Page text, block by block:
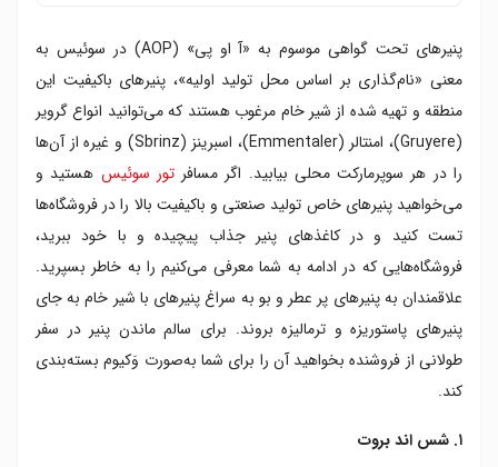
۲. شسیگه اورلیکن
۳. تریت کیزه
۴. باخزرمارت
پنیرهای تحت گواهی موسوم به «آ او پی» (AOP) در سوئیس به
معنی «نام‌گذاری بر اساس محل تولید اولیه»، پنیرهای باکیفیت این
منطقه و تهیه شده از شیر خام مرغوب هستند که می‌توانید انواع گرویر
(Gruyere)، امنتالر (Emmentaler)، اسبرینز (Sbrinz) و غیره از آن‌ها
را در هر سوپرمارکت محلی بیابید. اگر مسافرتور سوئیس هستید و
می‌خواهید پنیرهای خاص تولید صنعتی و باکیفیت بالا را در فروشگاه‌ها
تست کنید و در کاغذهای پنیر جذاب پیچیده و با خود ببرید،
فروشگاه‌هایی که در ادامه به شما معرفی می‌کنیم را به خاطر بسپرید.
علاقمندان به پنیرهای پر عطر و بو به سراغ پنیرهای با شیر خام به جای
پنیرهای پاستوریزه و ترمالیزه بروند. برای سالم ماندن پنیر در سفر
طولانی از فروشنده بخواهید آن را برای شما به‌صورت وَکیوم بسته‌بندی
کند.
۱. شس اند بروت